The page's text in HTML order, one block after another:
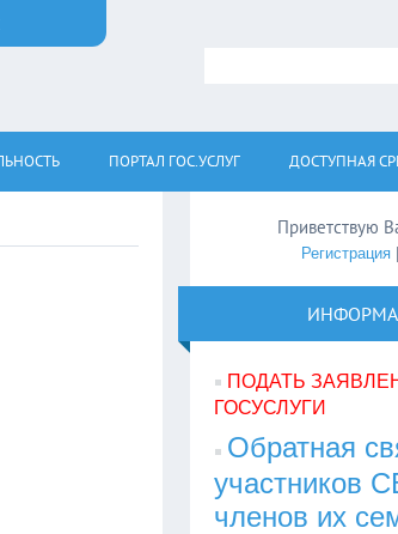
ПОРТАЛ ГОС.УСЛУГ ДОСТУПНАЯ
Приветствую
Регистрация|
ПОДАТЬ
ГОСУСЛУГИ
Обратная
участников
членов их